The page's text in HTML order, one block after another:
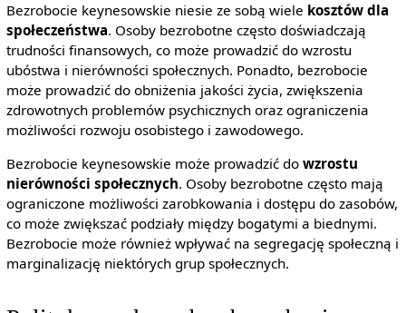
Bezrobocie keynesowskie niesie ze sobą wiele kosztów dla
społeczeństwa. Osoby bezrobotne często doświadczają
trudności finansowych, co może prowadzić do wzrostu
ubóstwa i nierówności społecznych. Ponadto, bezrobocie
może prowadzić do obniżenia jakości życia, zwiększenia
zdrowotnych problemów psychicznych oraz ograniczenia
możliwości rozwoju osobistego i zawodowego.
Bezrobocie keynesowskie może prowadzić do wzrostu
nierówności społecznych. Osoby bezrobotne często mają
ograniczone możliwości zarobkowania i dostępu do zasobów,
co może zwiększać podziały między bogatymi a biednymi.
Bezrobocie może również wpływać na segregację społeczną i
marginalizację niektórych grup społecznych.